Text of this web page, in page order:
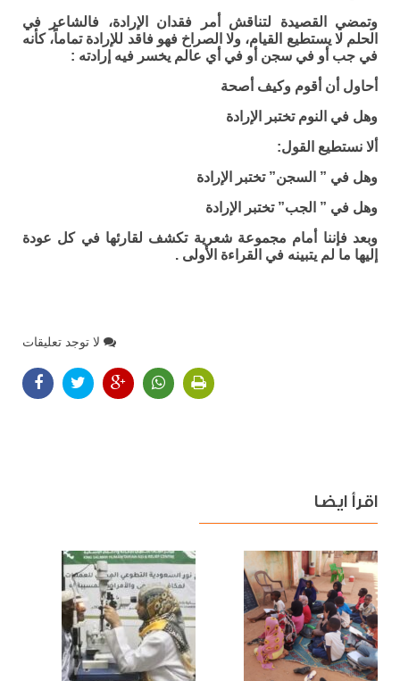
وتمضي القصيدة لتناقش أمر فقدان الإرادة، فالشاعر في
الحلم لا يستطيع القيام، ولا الصراخ فهو فاقد للإرادة تماماً، كأنه
في جب أو في سجن أو في أي عالم يخسر فيه إرادته :
أحاول أن أقوم وكيف أصحة
وهل في النوم تختبر الإرادة
ألا نستطيع القول:
وهل في ” السجن” تختبر الإرادة
وهل في ” الجب” تختبر الإرادة
وبعد فإننا أمام مجموعة شعرية تكشف لقارئها في كل عودة
إليها ما لم يتبينه في القراءة الأولى .
لا توجد تعليقات
اقرأ ايضا